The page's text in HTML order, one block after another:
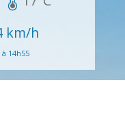
km/h
14h55